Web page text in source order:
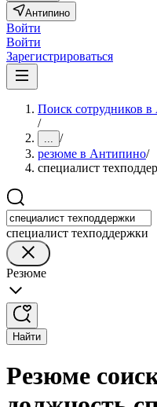
Антипино
Войти
Войти
Зарегистрироваться
Поиск сотрудников
/
... /
резюме в Антипино/
специалист
специалист техподдержки
Резюме
Найти
Резюме